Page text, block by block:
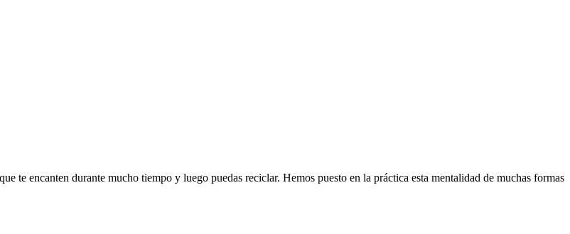
te encanten durante mucho tiempo y luego puedas reciclar. Hemos puesto en la práctica esta mentalidad de muchas formas